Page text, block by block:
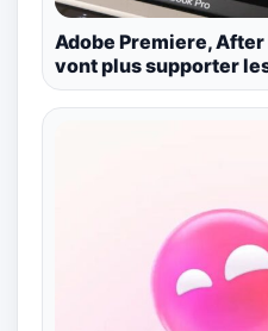
Adobe Premiere,
vont plus supporter